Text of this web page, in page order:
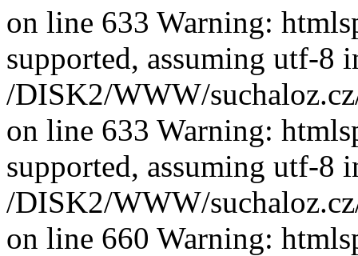
on line 633 Warning:
supported, assuming utf-8
/DISK2/WWW/
on line 633 Warning:
supported, assuming utf-8
/DISK2/WWW/
on line 660 Warning: